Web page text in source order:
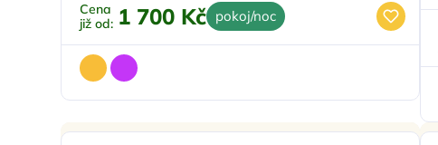
Cena
již od: 1 700 Kč pokoj/noc